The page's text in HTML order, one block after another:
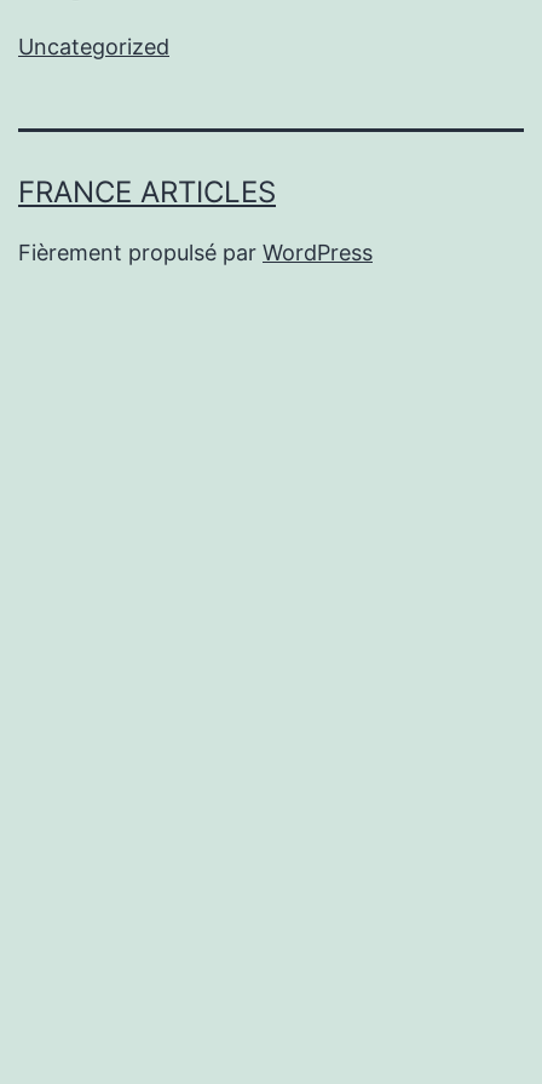
Uncategorized
FRANCE ARTICLES
Fièrement propulsé par WordPress